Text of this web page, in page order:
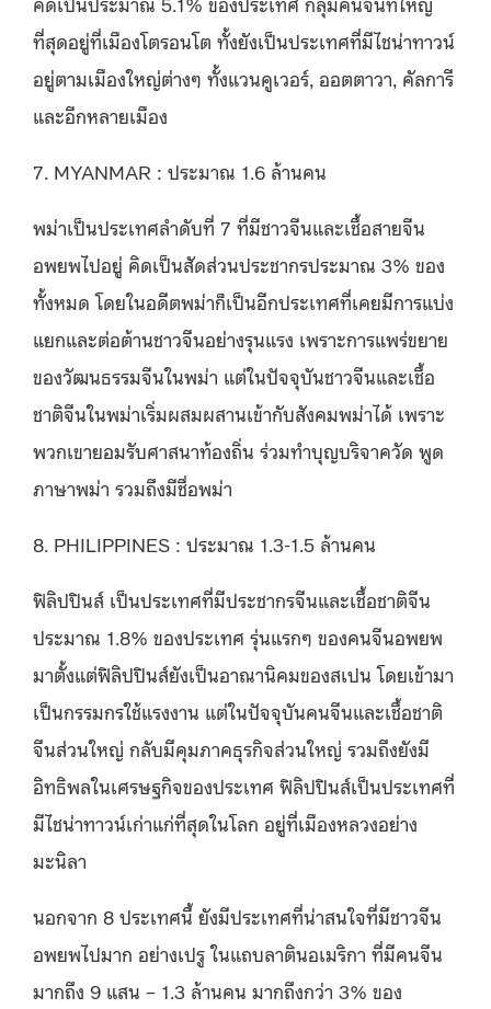
ที่สุดอยู่ที่เมืองโตรอนโต ทั้งยังเป็นประเทศที่มีไชน่าทาวน์
อยู่ตามเมืองใหญ่ต่างๆ ทั้งแวนคูเวอร์, ออตตาวา, คัลการี
และอีกหลายเมือง
7. MYANMAR : ประมาณ 1.6 ล้านคน
พม่าเป็นประเทศลำดับที่ 7 ที่มีชาวจีนและเชื้อสายจีน
อพยพไปอยู่ คิดเป็นสัดส่วนประชากรประมาณ 3% ของ
ทั้งหมด โดยในอดีตพม่าก็เป็นอีกประเทศที่เคยมีการแบ่ง
แยกและต่อต้านชาวจีนอย่างรุนแรง เพราะการแพร่ขยาย
ของวัฒนธรรมจีนในพม่า แต่ในปัจจุบันชาวจีนและเชื้อ
ชาติจีนในพม่าเริ่มผสมผสานเข้ากับสังคมพม่าได้ เพราะ
พวกเขายอมรับศาสนาท้องถิ่น ร่วมทำบุญบริจาควัด พูด
ภาษาพม่า รวมถึงมีชื่อพม่า
8. PHILIPPINES : ประมาณ 1.3-1.5 ล้านคน
ฟิลิปปินส์ เป็นประเทศที่มีประชากรจีนและเชื้อชาติจีน
ประมาณ 1.8% ของประเทศ รุ่นแรกๆ ของคนจีนอพยพ
มาตั้งแต่ฟิลิปปินส์ยังเป็นอาณานิคมของสเปน โดยเข้ามา
เป็นกรรมกรใช้แรงงาน แต่ในปัจจุบันคนจีนและเชื้อชาติ
จีนส่วนใหญ่ กลับมีคุมภาคธุรกิจส่วนใหญ่ รวมถึงยังมี
อิทธิพลในเศรษฐกิจของประเทศ ฟิลิปปินส์เป็นประเทศที่
มีไชน่าทาวน์เก่าแก่ที่สุดในโลก อยู่ที่เมืองหลวงอย่าง
มะนิลา
นอกจาก 8 ประเทศนี้ ยังมีประเทศที่น่าสนใจที่มีชาวจีน
อพยพไปมาก อย่างเปรู ในแถบลาตินอเมริกา ที่มีคนจีน
มากถึง 9 แสน – 1.3 ล้านคน มากถึงกว่า 3% ของ